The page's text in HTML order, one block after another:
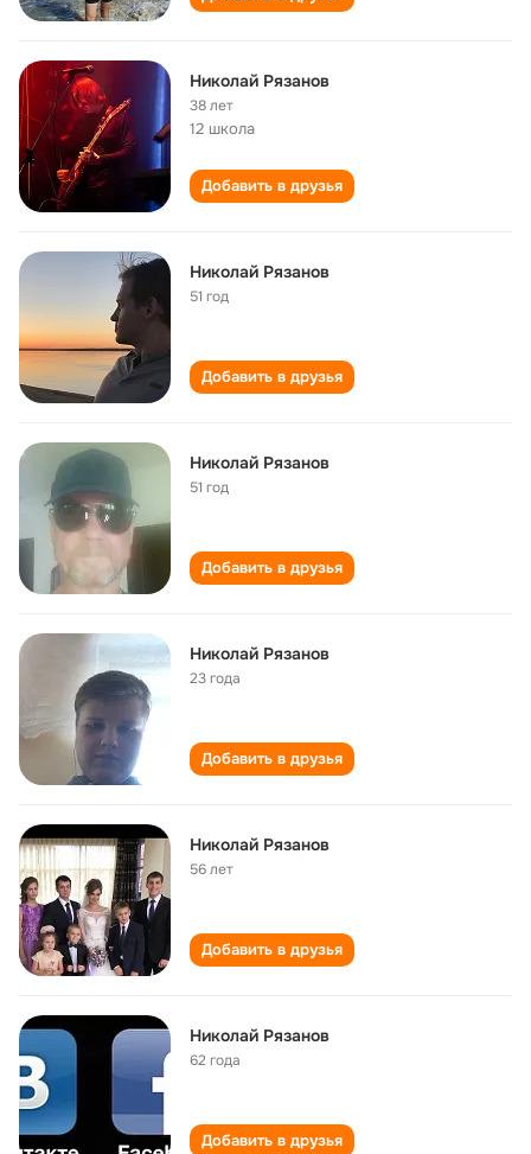
Николай Рязанов
38 лет
12 школа
Добавить в друзья
Николай Рязанов
51 год
Добавить в друзья
Николай Рязанов
51 год
Добавить в друзья
Николай Рязанов
23 года
Добавить в друзья
Николай Рязанов
56 лет
Добавить в друзья
Николай Рязанов
62 года
Добавить в друзья